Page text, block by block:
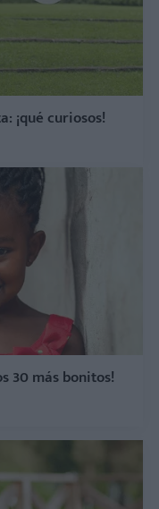
¡qué curiosos!
30 más bonitos!